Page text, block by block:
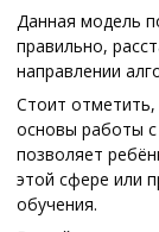
Данная модель
правильно,
направлении
Стоит
основы работы
позволяет
этой сфере или
обучения.